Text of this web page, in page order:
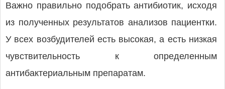
Важно правильно подобрать антибиотик, исходя
из полученных результатов анализов пациентки.
У всех возбудителей есть высокая, а есть низкая
чувствительность к определенным
антибактериальным препаратам.